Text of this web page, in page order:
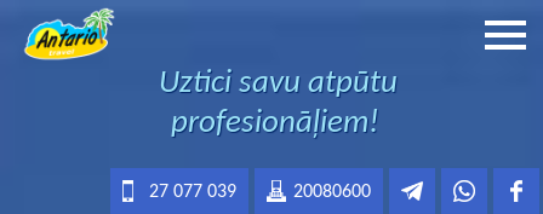
Uztici savu atpūtu
profesionāļiem!
20080600
27 077 039